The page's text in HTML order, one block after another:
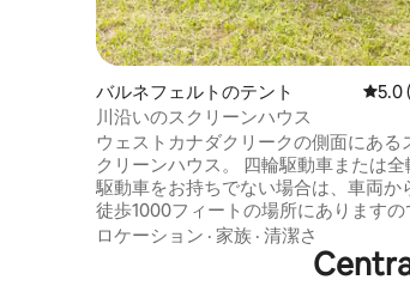
バルネフェルトのテント レビ
5.0
川沿いのスクリーンハウス
ウェストカナダクリークの側面にある
クリーンハウス。 四輪駆動車または全輪
駆動車をお持ちでない場合は、車両か
徒歩1000フィートの場所にありますの
ご注意ください。 敷地内には、10フィー
ト×10フィートのスクリーンハウス、ピ
ニックテーブル、アウトハウス、ファ
ロケーション · 家族 · 清潔さ